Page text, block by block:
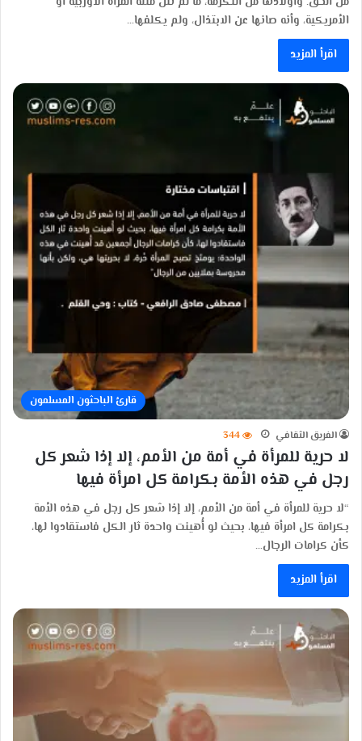
الأمريكية، وأنه صانها عن الابتذال، ولم يكلفها…
اقرأ المزيد
قارئ الباحثون المسلمون
الفريق الثقافي 344
لا حرية للمرأة في أمة من الأمم، إلا إذا شعر كل
رجل في هذه الأمة بكرامة كل امرأة فيها
“لا حرية للمرأة في أمة من الأمم، إلا إذا شعر كل رجل في هذه الأمة
بكرامة كل امرأة فيها، بحيث لو أُهينت واحدة ثار الكل فاستقادوا لها،
كأن كرامات الرجال…
اقرأ المزيد